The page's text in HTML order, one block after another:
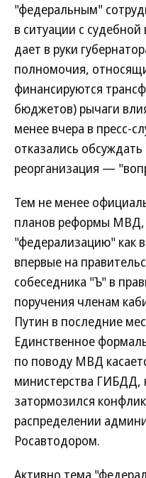
"федеральным"
в ситуации с
дает в руки
полномочия,
финансируются
бюджетов) рычаги
менее вчера в пресс-
отказались
реорганизация —
Тем не менее
планов реформы
"федерализацию" как
впервые на
собеседника "Ъ" в
поручения членам
Путин в последние
Единственное
по поводу МВД
министерства ГИБДД,
затормозился
распределении
Росавтодором.
Активно тема